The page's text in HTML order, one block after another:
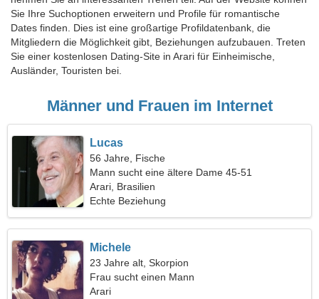
Sie Ihre Suchoptionen erweitern und Profile für romantische
Dates finden. Dies ist eine großartige Profildatenbank, die
Mitgliedern die Möglichkeit gibt, Beziehungen aufzubauen. Treten
Sie einer kostenlosen Dating-Site in Arari für Einheimische,
Ausländer, Touristen bei.
Männer und Frauen im Internet
Lucas
56 Jahre, Fische
Mann sucht eine ältere Dame 45-51
Arari, Brasilien
Echte Beziehung
Michele
23 Jahre alt, Skorpion
Frau sucht einen Mann
Arari